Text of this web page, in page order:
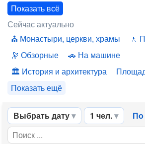
Показать всё
Сейчас актуально
Монастыри, церкви, храмы
Обзорные
На машине
История и архитектура
Показать ещё
Выбрать дату 1 чел. По